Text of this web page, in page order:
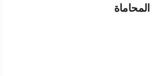
المحاماة